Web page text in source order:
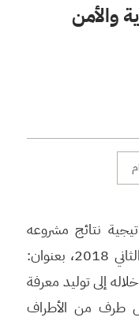
والأمن
نتائج مشروعه
البحثي والذي بدأه بتاريخ 3 كانون الثاني 2018، بعنوان:
إلى توليد معرفة
طرف من الأطراف